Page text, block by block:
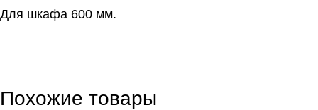
Для шкафа 600 мм.
Похожие товары